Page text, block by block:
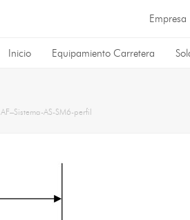
Empresa
Inicio Equipamiento Carretera
AF–Sistema-AS-SM6-perfil